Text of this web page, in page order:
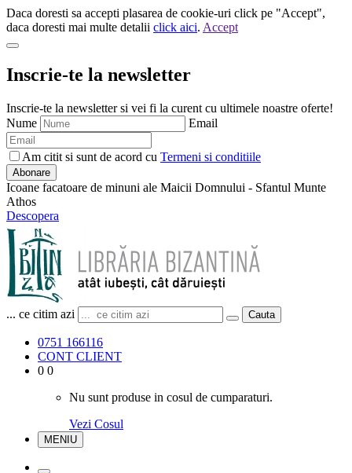
Daca doresti sa accepti plasarea de cookie-uri click pe "Accept",
daca doresti mai multe detalii click aici. Accept
Inscrie-te la newsletter
Inscrie-te la newsletter si vei fi la curent cu ultimele noastre oferte!
Nume
Email
Am citit si sunt de acord cu Termeni si conditiile
Abonare
Icoane facatoare de minuni ale Maicii Domnului - Sfantul Munte
Athos
Descopera
... ce citim azi Cauta
0751 166116
CONT CLIENT
0 0
Nu sunt produse in cosul de cumparaturi.
Vezi Cosul
MENIU